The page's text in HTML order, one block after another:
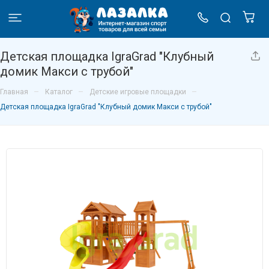
Детская площадка IgraGrad "Клубный
домик Макси с трубой"
Главная – Каталог – Детские игровые площадки –
Детская площадка IgraGrad "Клубный домик Макси с трубой"